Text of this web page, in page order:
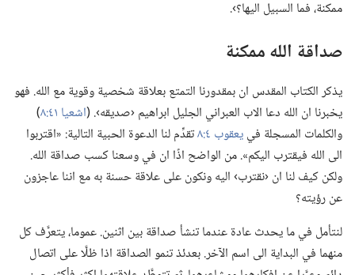
ممكنة،‏ فما السبيل اليها؟‏›.‏
صداقة الله ممكنة
يذكر الكتاب المقدس ان بمقدورنا التمتع بعلاقة شخصية وقوية مع الله.‏ فهو
يخبرنا ان الله دعا الاب العبراني الجليل ابراهيم ‹صديقه›.‏ (‏اشعيا ٤١:‏٨
‏)‏
والكلمات المسجلة فييعقوب ٤:‏٨
تقدِّم لنا الدعوة الحبية التالية:‏ «اقتربوا
الى الله فيقترب اليكم».‏ من الواضح اذًا ان في وسعنا كسب صداقة الله.‏
ولكن كيف لنا ان ‹نقترب› اليه ونكون على علاقة حسنة به مع اننا عاجزون
عن رؤيته؟‏
لنتأمل في ما يحدث عادة عندما تنشأ صداقة بين اثنين.‏ عموما،‏ يتعرَّف كل
منهما في البداية الى اسم الآخر.‏ بعدئذ تنمو الصداقة اذا ظلَّا على اتصال